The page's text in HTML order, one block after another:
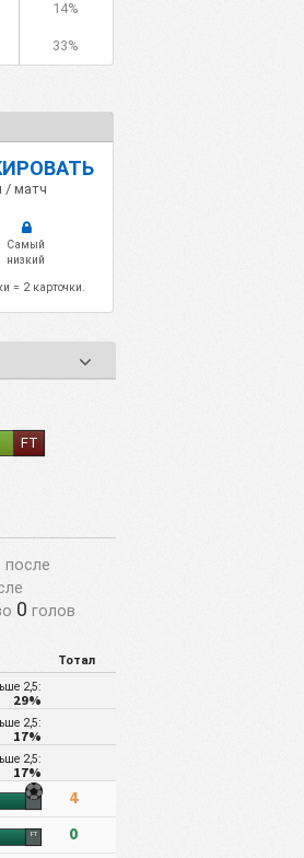
14%
33%
/ матч
Самый
низкий
= 2 карточки.
FT
после
0 голов
Тотал
2,5:
29%
2,5:
17%
2,5:
17%
FT 4
FT 0